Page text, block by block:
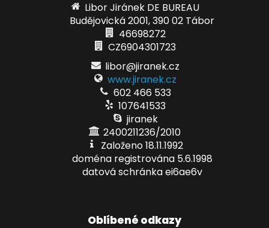
Libor Jiránek DE BUREAU
Budějovická 2001, 390 02 Tábor
46698272
CZ6904301723
libor@jiranek.cz
www.jiranek.cz
602 466 533
107641533
jiranek
2400211236/2010
Založeno 18.11.1992
doména registrována 5.6.1998
datová schránka ei6ae6v
Oblíbené odkazy